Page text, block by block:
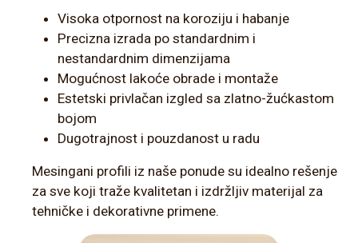
Visoka otpornost na koroziju i habanje
Precizna izrada po standardnim i
nestandardnim dimenzijama
Mogućnost lakoće obrade i montaže
Estetski privlačan izgled sa zlatno-žućkastom
bojom
Dugotrajnost i pouzdanost u radu
Mesingani profili iz naše ponude su idealno rešenje
za sve koji traže kvalitetan i izdržljiv materijal za
tehničke i dekorativne primene.